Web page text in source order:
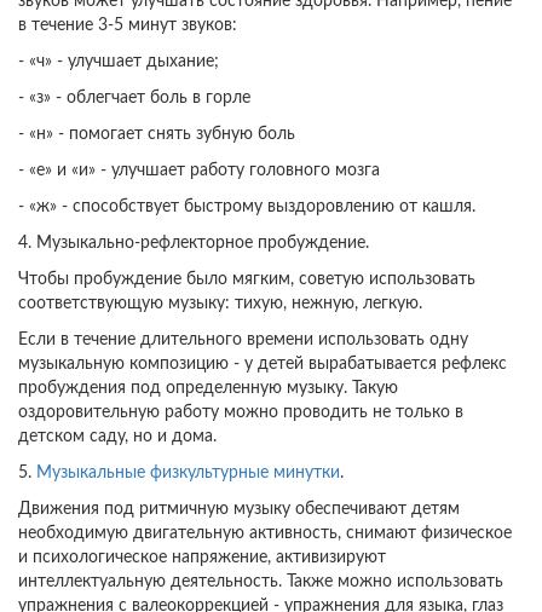
в течение 3-5 минут звуков:
- «ч» - улучшает дыхание;
- «з» - облегчает боль в горле
- «н» - помогает снять зубную боль
- «е» и «и» - улучшает работу головного мозга
- «ж» - способствует быстрому выздоровлению от кашля.
4. Музыкально-рефлекторное пробуждение.
Чтобы пробуждение было мягким, советую использовать
соответствующую музыку: тихую, нежную, легкую.
Если в течение длительного времени использовать одну
музыкальную композицию - у детей вырабатывается рефлекс
пробуждения под определенную музыку. Такую
оздоровительную работу можно проводить не только в
детском саду, но и дома.
5. Музыкальные физкультурные минутки.
Движения под ритмичную музыку обеспечивают детям
необходимую двигательную активность, снимают физическое
и психологическое напряжение, активизируют
интеллектуальную деятельность. Также можно использовать
упражнения с валеокоррекцией - упражнения для языка, глаз